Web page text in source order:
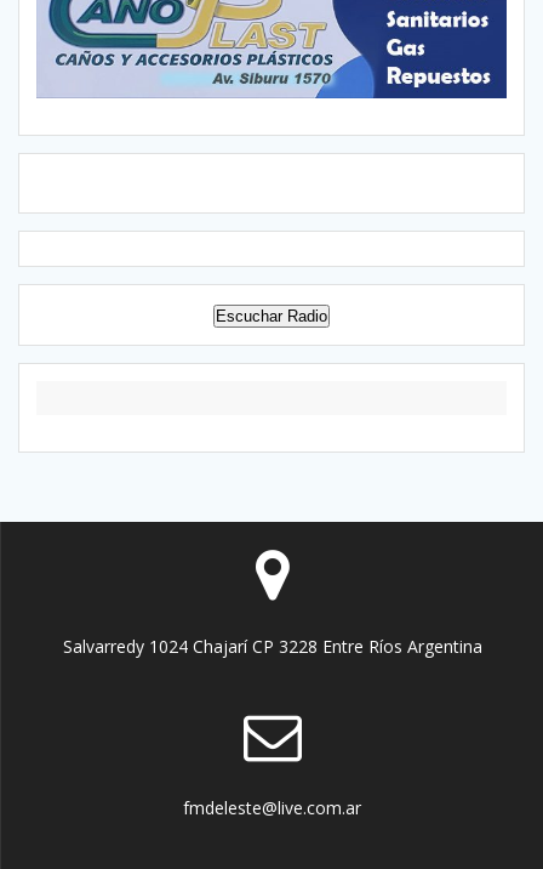
Escuchar Radio
Salvarredy 1024 Chajarí CP 3228 Entre Ríos Argentina
fmdeleste@live.com.ar